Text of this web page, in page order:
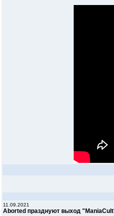
11.09.2021
Aborted празднуют выход